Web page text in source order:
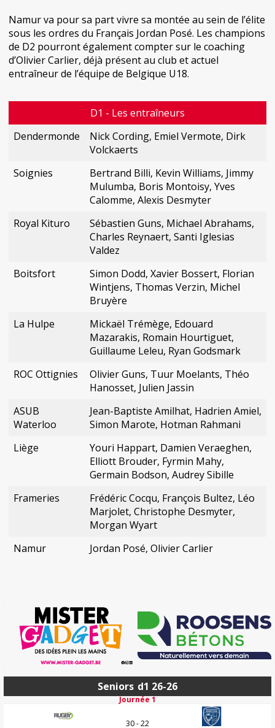
Namur va pour sa part vivre sa montée au sein de l’élite
sous les ordres du Français Jordan Posé. Les champions
de D2 pourront également compter sur le coaching
d’Olivier Carlier, déjà présent au club et actuel
entraîneur de l’équipe de Belgique U18.
D1 - Les entraîneurs
Dendermonde
Nick Cording, Emiel Vermote, Dirk
Volckaerts
Soignies
Bertrand Billi, Kevin Williams, Jimmy
Mulumba, Boris Montoisy, Yves
Calomme, Alexis Desmyter
Royal Kituro
Sébastien Guns, Michael Abrahams,
Charles Reynaert, Santi Iglesias
Valdez
Boitsfort
Simon Dodd, Xavier Bossert, Florian
Wintjens, Thomas Verzin, Michel
Bruyère
La Hulpe
Mickaël Trémège, Edouard
Mazarakis, Romain Hourtiguet,
Guillaume Leleu, Ryan Godsmark
ROC Ottignies
Olivier Guns, Tuur Moelants, Théo
Hanosset, Julien Jassin
ASUB
Waterloo
Jean-Baptiste Amilhat, Hadrien Amiel,
Simon Marote, Hotman Rahmani
Liège
Youri Happart, Damien Veraeghen,
Elliott Brouder, Fyrmin Mahy,
Germain Bodson, Audrey Sibille
Frameries
Frédéric Cocqu, François Bultez, Léo
Marjolet, Christophe Desmyter,
Morgan Wyart
Namur
Jordan Posé, Olivier Carlier
Seniors d1 26-26
Journée 1
30 - 22